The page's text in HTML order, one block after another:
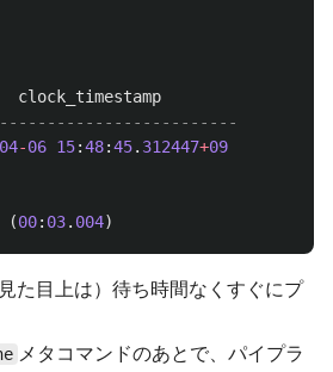
clock_timestamp
04-06 15:48:45. 312447+09
(00: 03. 004)
た目上は）待ち時間なくすぐにプ
メタコマンドのあとで、パイプラ